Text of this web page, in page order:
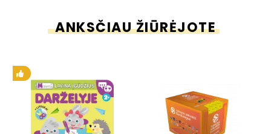
ANKSČIAU ŽIŪRĖJOTE